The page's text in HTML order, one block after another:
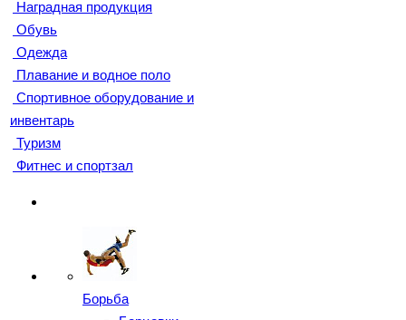
Наградная продукция
Обувь
Одежда
Плавание и водное поло
Спортивное оборудование и
инвентарь
Туризм
Фитнес и спортзал
Борьба